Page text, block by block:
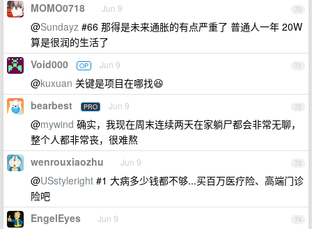
70
MOMO0718 Jun 9
@Sundayz #66 那得是未来通胀的有点严重了 普通人一年 20W
算是很润的生活了
71
Void000 OP Jun 9
@kuxuan 关键是项目在哪找😆
72
bearbest PRO Jun 9
@mywind 确实，我现在周末连续两天在家躺尸都会非常无聊，
整个人都非常丧，很难熬
73
wenrouxiaozhu Jun 9
@USstyleright #1 大病多少钱都不够...买百万医疗险、高端门诊
险吧
74
EngelEyes Jun 9